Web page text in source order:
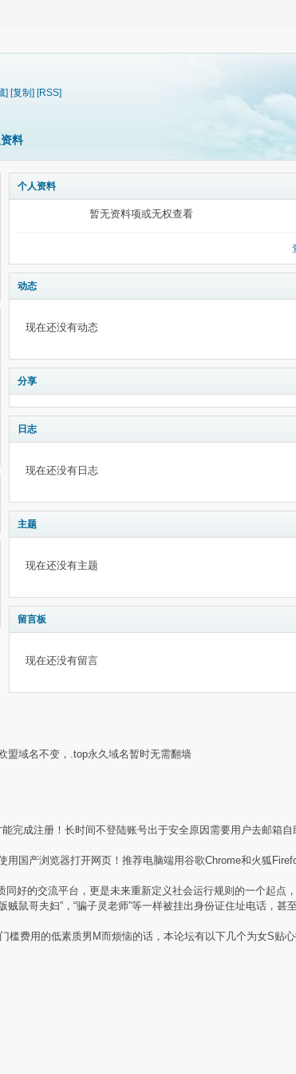
] [复制] [RSS]
料
个人资料
暂无资料项或无权查看
动态
现在还没有动态
分享
日志
现在还没有日志
主题
现在还没有主题
留言板
现在还没有留言
盟域名不变，.top永久域名暂时无需翻墙
成注册！长时间不登陆账号出于安全原因需要用户去邮箱自
国产浏览器打开网页！推荐电脑端用谷歌Chrome和火狐
好的交流平台，更是未来重新定义社会运行规则的一个起
鼠哥夫妇”，“骗子灵老师”等一样被挂出身份证住址电话，甚
费用的低素质男M而烦恼的话，本论坛有以下几个为女S贴心